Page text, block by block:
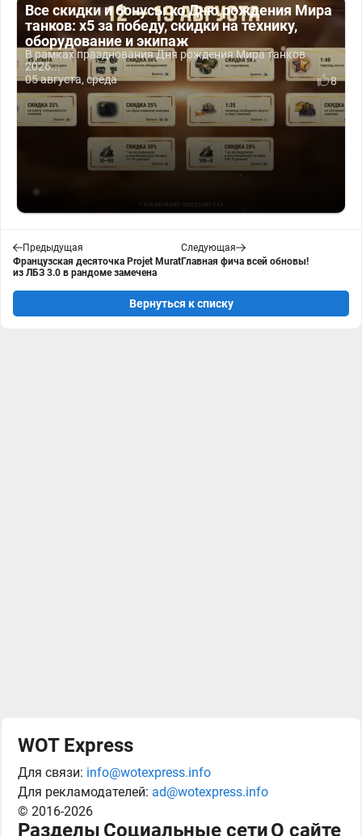
Все скидки и бонусы ко Дню рождения Мира
танков: x5 за победу, скидки на технику,
оборудование и экипаж
В рамках празднования Дня рождения Мира танков
2026...
05 августа, среда
8
Предыдущая
Французская десяточка Projet Murat
из ЛБЗ 3.0 в рандоме замечена
Следующая
Главная фича всей обновы!
Вернуться к списку
WOT Express
Для связи: info@wotexpress.info
Для рекламодателей: ad@wotexpress.info
© 2016-2026
Разделы Социальные сетиО сайте